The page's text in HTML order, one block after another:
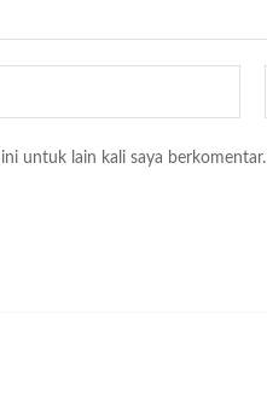
untuk lain kali saya berkomentar.